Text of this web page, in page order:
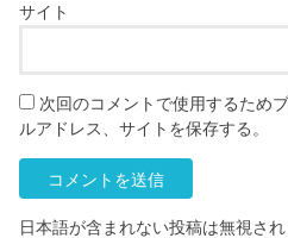
サイト
次回のコメントで使用するため
ルアドレス、サイトを保存する。
日本語が含まれない投稿は無視さ